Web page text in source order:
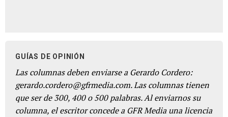
GUÍAS DE OPINIÓN
Las columnas deben enviarse a Gerardo Cordero:
gerardo.cordero@gfrmedia.com. Las columnas tienen
que ser de 300, 400 o 500 palabras. Al enviarnos su
columna, el escritor concede a GFR Media una licencia